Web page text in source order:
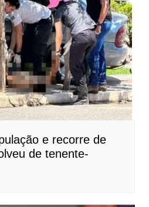
e recorre de
de tenente-